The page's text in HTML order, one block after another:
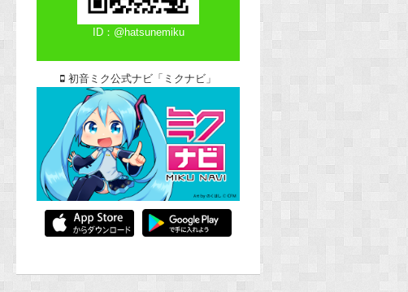
ID：@hatsunemiku
初音ミク公式ナビ「ミクナビ」